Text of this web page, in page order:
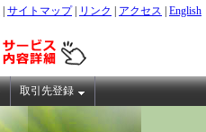
サイトマップ| リンク アクセス English
取引先登録